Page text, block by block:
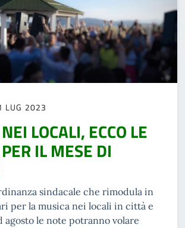
LUG 2023
LOCALI, ECCO LE
IL MESE DI
sindacale che rimodula in
per la musica nei locali in città e
agosto le note potranno volare